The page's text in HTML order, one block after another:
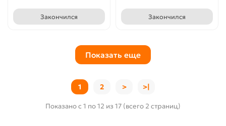
Закончился Закончился
Показать еще
1 2 > >|
Показано с 1 по 12 из 17 (всего 2 страниц)